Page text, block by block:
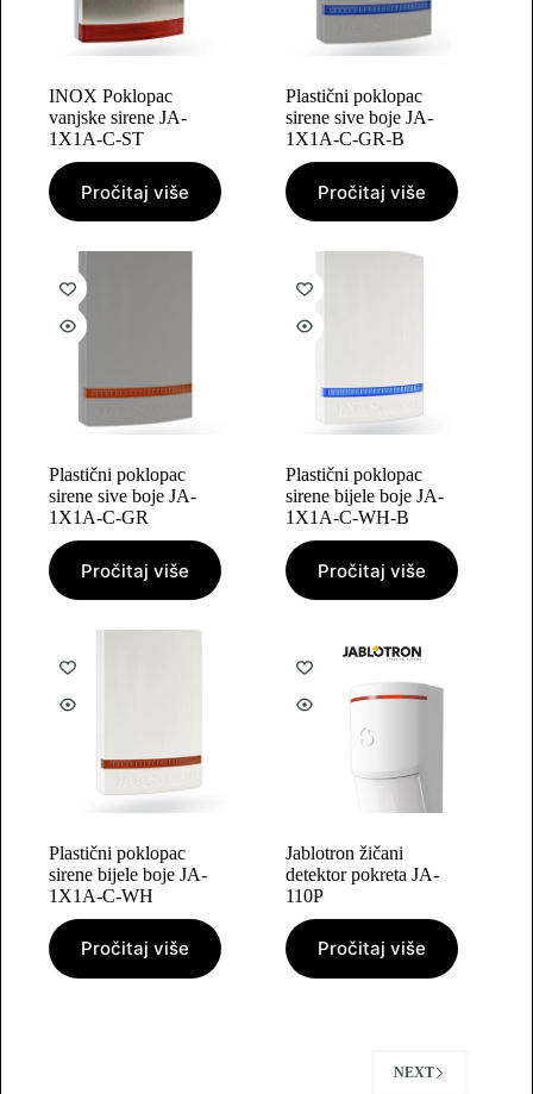
INOX Poklopac
vanjske sirene JA-
1X1A-C-ST
Pročitaj više
Plastični poklopac
sirene sive boje JA-
1X1A-C-GR-B
Pročitaj više
Plastični poklopac
sirene sive boje JA-
1X1A-C-GR
Pročitaj više
Plastični poklopac
sirene bijele boje JA-
1X1A-C-WH-B
Pročitaj više
Plastični poklopac
sirene bijele boje JA-
1X1A-C-WH
Pročitaj više
Jablotron žičani
detektor pokreta JA-
110P
Pročitaj više
NEXT